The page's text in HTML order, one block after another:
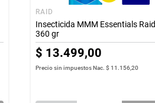
RAID
Insecticida MMM Essentials Raid
360 gr
$ 13.499,00
Precio sin impuestos Nac.$ 11.156,20